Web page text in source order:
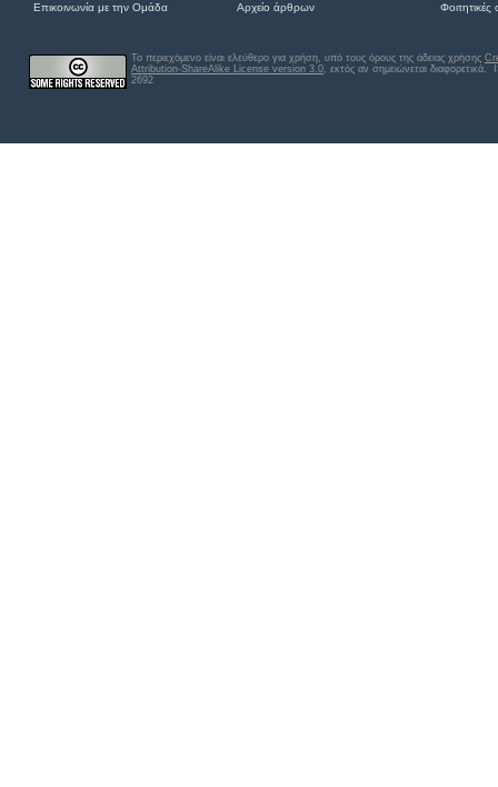
Επικοινωνία με την Ομάδα Αρχείο άρθρων
Το περιεχόμενο είναι ελεύθερο για χρήση, υπό τους όρους της άδειας χρήσης
Attribution-ShareAlike License version 3.0, εκτός αν σημειώνεται διαφορετικά.
2692